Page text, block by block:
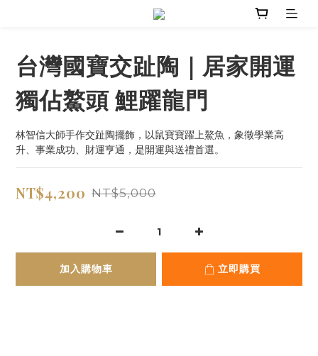
台灣國寶交趾陶｜居家開運
獨佔鰲頭 鯉躍龍門
林智信大師手作交趾陶擺飾，以鼠寶寶躍上鰲魚，象徵學業高
升、事業成功、財運亨通，是開運與送禮首選。
NT$4,200 NT$5,000
加入購物車 立即購買